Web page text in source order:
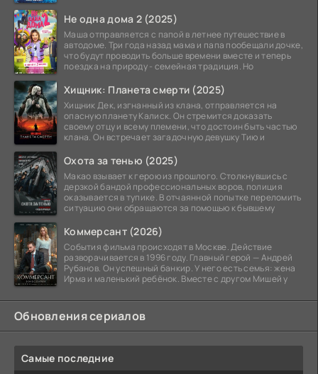
Не одна дома 2 (2025)
Маша отправляется с папой в летнее путешествие в
автодоме. Три года назад мама и папа пообещали дочке,
что будут проводить больше времени вместе и теперь
поездка на природу - семейная традиция. Но
Хищник: Планета смерти (2025)
Хищник Дек, изгнанный из клана, отправляется на
опасную планету Калиск. Он стремится доказать
своему отцу и всему племени, что достоин быть частью
клана. Он встречает загадочную девушку Тию и
Охота за тенью (2025)
Макао взывает к герою из прошлого. Столкнувшись с
дерзкой бандой профессиональных воров, полиция
оказывается в тупике. В отчаянной попытке переломить
ситуацию они обращаются за помощью к бывшему
Коммерсант (2026)
События фильма происходят в Москве. Действие
разворачивается в 1996 году. Главный герой — Андрей
Рубанов. Он успешный банкир. У него есть семья: жена
Ирма и маленький ребёнок. Вместе с другом Мишей у
Обновления сериалов
Самые последние